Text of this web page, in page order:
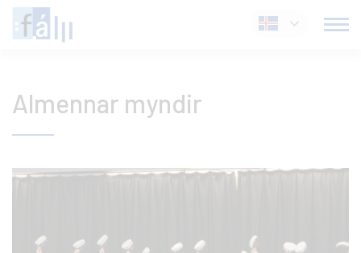
Fara
í
Íslenska
Almennar myndir